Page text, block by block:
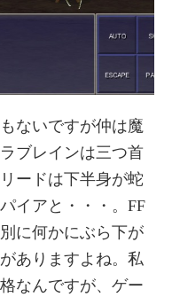
ないですが仲は魔
ブレインは三つ首
ードは下半身が蛇
イアと・・・。FF
に何かにぶら下が
ありますよね。私
なんですが、ゲー